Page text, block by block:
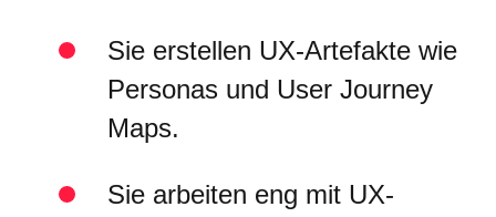
Sie erstellen UX-Artefakte wie
Personas und User Journey
Maps.
Sie arbeiten eng mit UX-